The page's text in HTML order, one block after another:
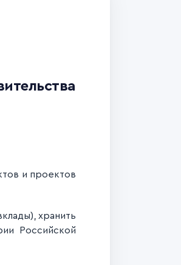
и проектов
хранить
Российской